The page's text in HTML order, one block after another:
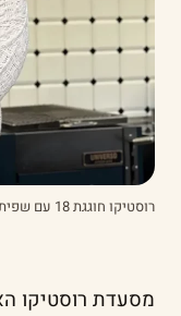
רוסטיקו חוגגת 18 עם שפית פרנצ'סקה גוסטלה | צילום: יח"צ
מסעדת רוסטיקו